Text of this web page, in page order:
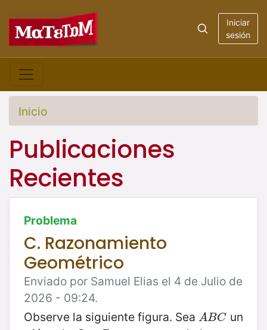
Iniciar
sesión
Inicio
Publicaciones
Recientes
Problema
C. Razonamiento
Geométrico
Enviado por Samuel Elias el 4 de Julio de
2026 - 09:24.
Observe la siguiente figura. Sea A BC
ABC
un